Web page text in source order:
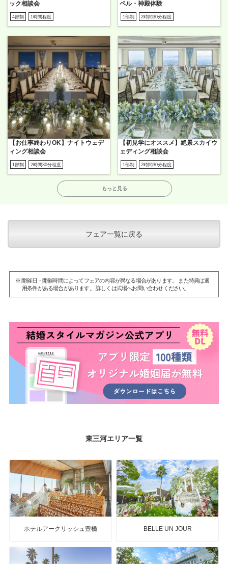
ック相談会
4部制 1時間程度
ペル・神殿体験
1部制 2時間30分程度
【お仕事終わりOK】ナイトウェデ
ィング相談会
1部制 2時間30分程度
【初見学にオススメ】絶景スカイウ
ェディング相談会
1部制 2時間30分程度
もっと見る
フェア一覧に戻る
※ 開催日・開催時間によってフェアの内容が異なる場合があります。 また特典は適
用条件がある場合があります。 詳しくは式場へお問い合わせください。
東三河エリア一覧
ホテルアークリッシュ豊橋 BELLE UN JOUR